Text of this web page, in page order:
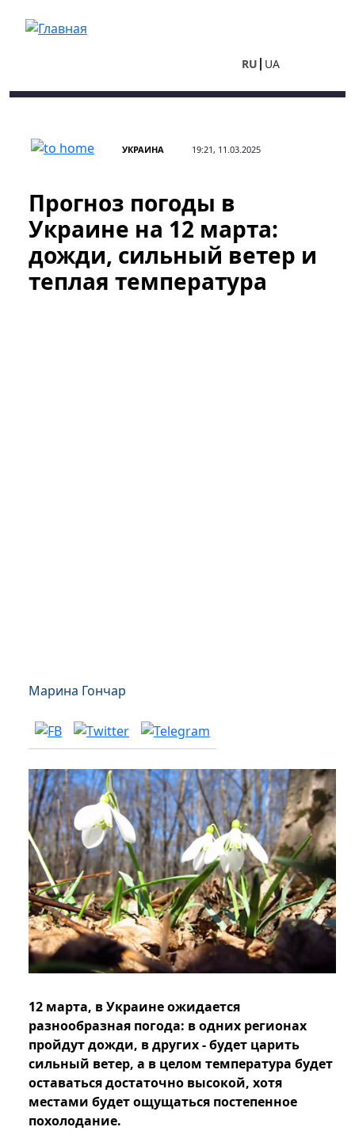
RU UA
УКРАИНА 19:21, 11.03.2025
Прогноз погоды в
Украине на 12 марта:
дожди, сильный ветер и
теплая температура
Марина Гончар
12 марта, в Украине ожидается
разнообразная погода: в одних регионах
пройдут дожди, в других - будет царить
сильный ветер, а в целом температура будет
оставаться достаточно высокой, хотя
местами будет ощущаться постепенное
похолодание.